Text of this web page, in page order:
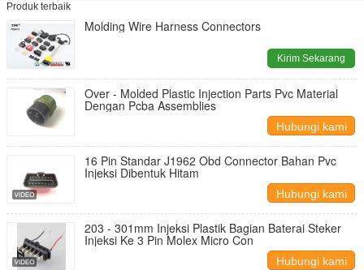
Produk terbaik
Molding Wire Harness Connectors
Kirim Sekarang
Over - Molded Plastic Injection Parts Pvc Material
Dengan Pcba Assemblies
Hubungi kami
16 Pin Standar J1962 Obd Connector Bahan Pvc
Injeksi Dibentuk Hitam
Hubungi kami
203 - 301mm Injeksi Plastik Bagian Baterai Steker
Injeksi Ke 3 Pin Molex Micro Con
Hubungi kami